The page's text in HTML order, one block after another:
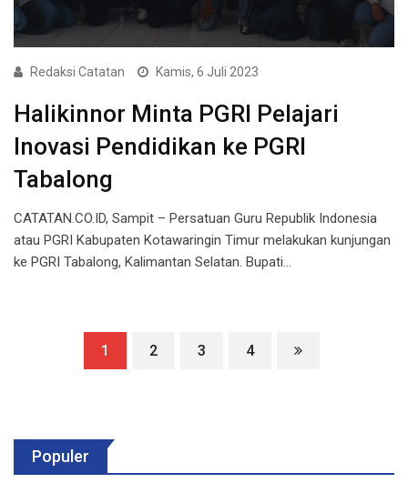
Redaksi Catatan Kamis, 6 Juli 2023
Halikinnor Minta PGRI Pelajari
Inovasi Pendidikan ke PGRI
Tabalong
CATATAN.CO.ID, Sampit – Persatuan Guru Republik Indonesia
atau PGRI Kabupaten Kotawaringin Timur melakukan kunjungan
ke PGRI Tabalong, Kalimantan Selatan. Bupati…
1 2 3 4
Populer